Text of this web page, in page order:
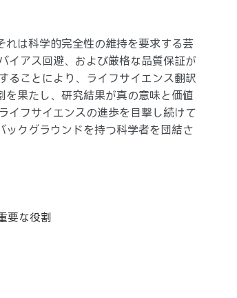
れは科学的完全性の維持を要求する芸
イアス回避、および厳格な品質保証が
ることにより、ライフサイエンス翻訳
果たし、研究結果が真の意味と価値
イフサイエンスの進歩を目撃し続けて
クグラウンドを持つ科学者を団結さ
要な役割